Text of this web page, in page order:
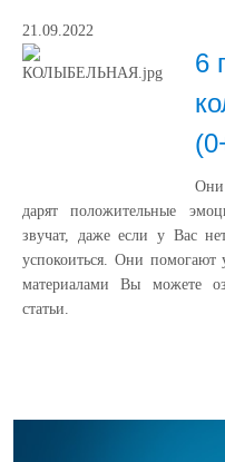
21.09.2022
6
дарят положительные
звучат, даже если у Вас
успокоиться. Они помогают
материалами Вы можете
статьи.